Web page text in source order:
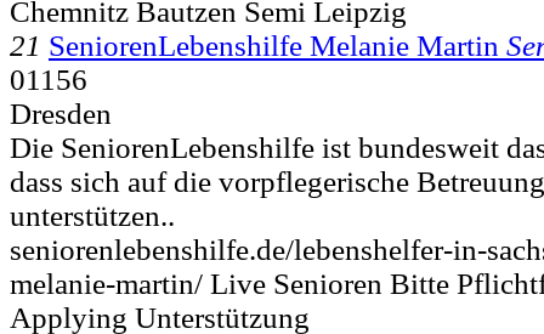
Chemnitz Bautzen Semi Leipzig
21 SeniorenLebenshilfe Melanie Martin
01156
Dresden
Die SeniorenLebenshilfe ist bundesweit
dass sich auf die vorpflegerische
unterstützen..
seniorenlebenshilfe.de/lebenshelfer-in-
melanie-martin/ Live Senioren Bitte
Applying Unterstützung